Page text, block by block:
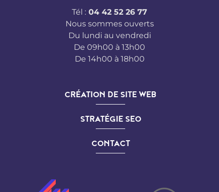
Tél : 04 42 52 26 77
Nous sommes ouverts
Du lundi au vendredi
De 09h00 à 13h00
De 14h00 à 18h00
CRÉATION DE SITE WEB
STRATÉGIE SEO
CONTACT